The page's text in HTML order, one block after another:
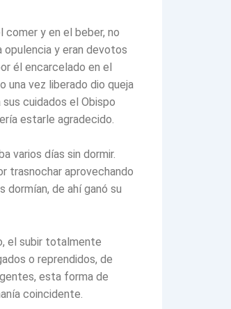
comer y en el beber, no
opulencia y eran devotos
él encarcelado en el
una vez liberado dio queja
cuidados el Obispo
estarle agradecido.
varios días sin dormir.
trasnochar aprovechando
dormían, de ahí ganó su
el subir totalmente
o reprendidos, de
esta forma de
coincidente.